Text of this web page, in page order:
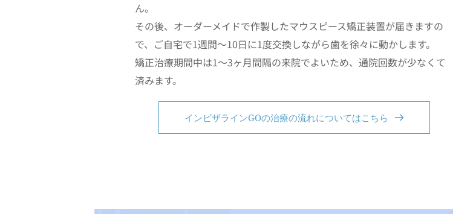
ん。
その後、オーダーメイドで作製したマウスピース矯正装置が届きますの
で、ご自宅で1週間～10日に1度交換しながら歯を徐々に動かします。
矯正治療期間中は1～3ヶ月間隔の来院でよいため、通院回数が少なくて
済みます。
インビザラインGOの治療の流れについてはこちら